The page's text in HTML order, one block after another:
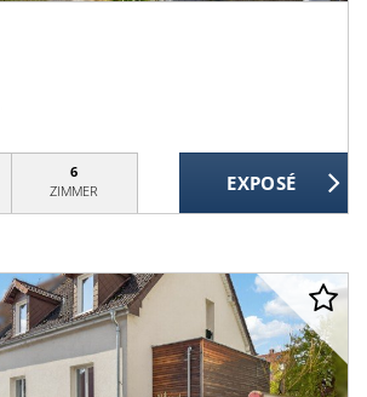
6
ZIMMER